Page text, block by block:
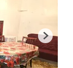
Next